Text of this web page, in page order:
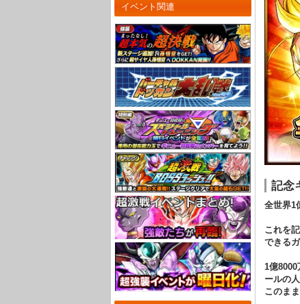
イベント関連
記念
全世界1
これを
できる
1億
ールの
このま